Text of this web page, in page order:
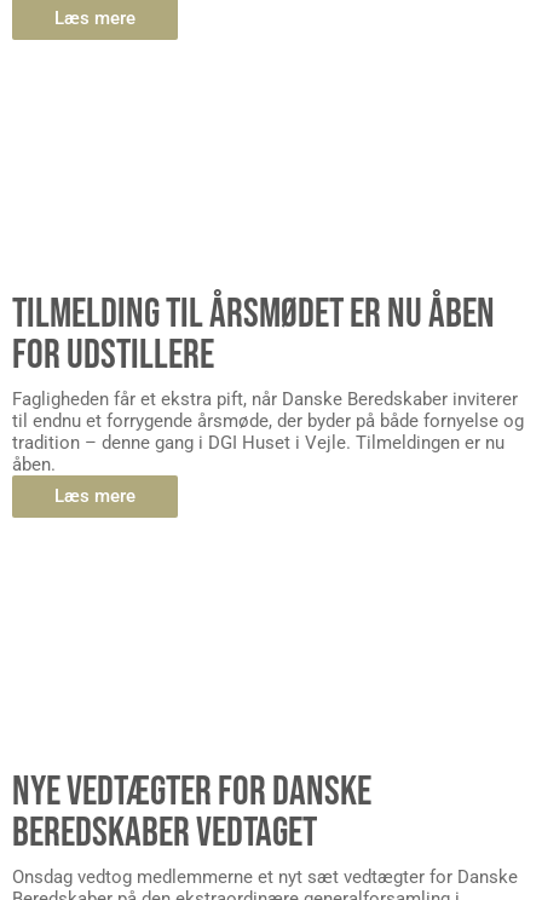
Læs mere
TILMELDING TIL ÅRSMØDET ER NU ÅBEN
FOR UDSTILLERE
Fagligheden får et ekstra pift, når Danske Beredskaber inviterer
til endnu et forrygende årsmøde, der byder på både fornyelse og
tradition – denne gang i DGI Huset i Vejle. Tilmeldingen er nu
åben.
Læs mere
NYE VEDTÆGTER FOR DANSKE
BEREDSKABER VEDTAGET
Onsdag vedtog medlemmerne et nyt sæt vedtægter for Danske